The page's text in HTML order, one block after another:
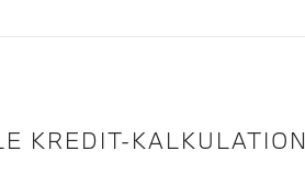
KREDIT-KALKULATION